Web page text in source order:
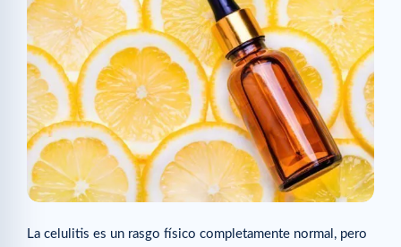
La celulitis es un rasgo físico completamente normal, pero